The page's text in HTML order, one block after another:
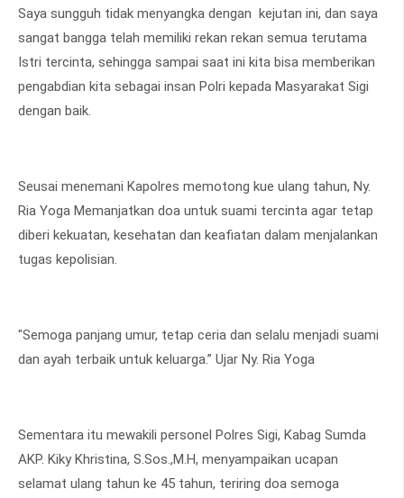
Saya sungguh tidak menyangka dengan kejutan ini, dan saya
sangat bangga telah memiliki rekan rekan semua terutama
Istri tercinta, sehingga sampai saat ini kita bisa memberikan
pengabdian kita sebagai insan Polri kepada Masyarakat Sigi
dengan baik.
Seusai menemani Kapolres memotong kue ulang tahun, Ny.
Ria Yoga Memanjatkan doa untuk suami tercinta agar tetap
diberi kekuatan, kesehatan dan keafiatan dalam menjalankan
tugas kepolisian.
"Semoga panjang umur, tetap ceria dan selalu menjadi suami
dan ayah terbaik untuk keluarga.” Ujar Ny. Ria Yoga
Sementara itu mewakili personel Polres Sigi, Kabag Sumda
AKP. Kiky Khristina, S.Sos.,M.H, menyampaikan ucapan
selamat ulang tahun ke 45 tahun, teriring doa semoga